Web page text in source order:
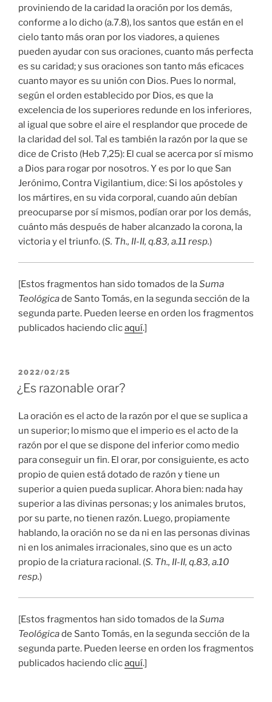
proviniendo de la caridad la oración por los demás,
conforme a lo dicho (a.7.8), los santos que están en el
cielo tanto más oran por los viadores, a quienes
pueden ayudar con sus oraciones, cuanto más perfecta
es su caridad; y sus oraciones son tanto más eficaces
cuanto mayor es su unión con Dios. Pues lo normal,
según el orden establecido por Dios, es que la
excelencia de los superiores redunde en los inferiores,
al igual que sobre el aire el resplandor que procede de
la claridad del sol. Tal es también la razón por la que se
dice de Cristo (Heb 7,25): El cual se acerca por sí mismo
a Dios para rogar por nosotros. Y es por lo que San
Jerónimo, Contra Vigilantium, dice: Si los apóstoles y
los mártires, en su vida corporal, cuando aún debían
preocuparse por sí mismos, podían orar por los demás,
cuánto más después de haber alcanzado la corona, la
victoria y el triunfo. (S. Th., II-II, q.83, a.11 resp.)
[Estos fragmentos han sido tomados de laSuma
Teológicade Santo Tomás, en la segunda sección de la
segunda parte. Pueden leerse en orden los fragmentos
publicados haciendo clicaquí.]
PUBLICADO
EL
2022/02/25
¿Es razonable orar?
La oración es el acto de la razón por el que se suplica a
un superior; lo mismo que el imperio es el acto de la
razón por el que se dispone del inferior como medio
para conseguir un fin. El orar, por consiguiente, es acto
propio de quien está dotado de razón y tiene un
superior a quien pueda suplicar. Ahora bien: nada hay
superior a las divinas personas; y los animales brutos,
por su parte, no tienen razón. Luego, propiamente
hablando, la oración no se da ni en las personas divinas
ni en los animales irracionales, sino que es un acto
propio de la criatura racional. (S. Th., II-II, q.83, a.10
resp.)
[Estos fragmentos han sido tomados de laSuma
Teológicade Santo Tomás, en la segunda sección de la
segunda parte. Pueden leerse en orden los fragmentos
publicados haciendo clicaquí.]